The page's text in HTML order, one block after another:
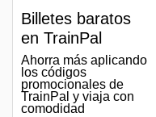
Billetes baratos
en TrainPal
Ahorra más aplicando
los códigos
promocionales de
TrainPal y viaja con
comodidad